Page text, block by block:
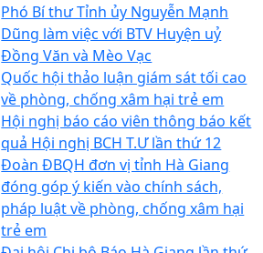
Phó Bí thư Tỉnh ủy Nguyễn Mạnh
Dũng làm việc với BTV Huyện uỷ
Đồng Văn và Mèo Vạc
Quốc hội thảo luận giám sát tối cao
về phòng, chống xâm hại trẻ em
Hội nghị báo cáo viên thông báo kết
quả Hội nghị BCH T.Ư lần thứ 12
Đoàn ĐBQH đơn vị tỉnh Hà Giang
đóng góp ý kiến vào chính sách,
pháp luật về phòng, chống xâm hại
trẻ em